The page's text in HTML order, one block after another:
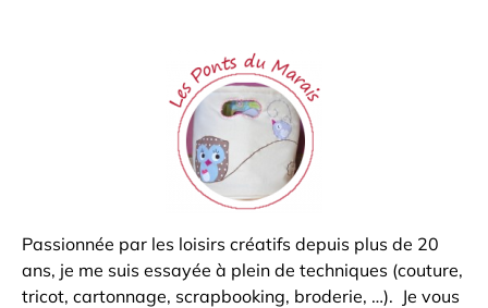
Passionnée par les loisirs créatifs depuis plus de 20
ans, je me suis essayée à plein de techniques (couture,
tricot, cartonnage, scrapbooking, broderie, …). Je vous